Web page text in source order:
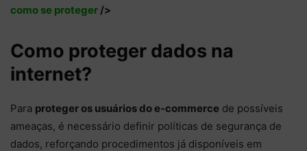
como se proteger />
Como proteger dados na
internet?
Para proteger os usuários do e-commerce de possíveis
ameaças, é necessário definir políticas de segurança de
dados, reforçando procedimentos já disponíveis em